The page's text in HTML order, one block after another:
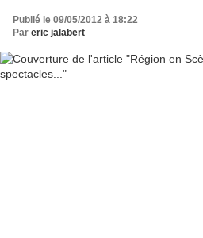
Publié le 09/05/2012 à 18:22
Par eric jalabert